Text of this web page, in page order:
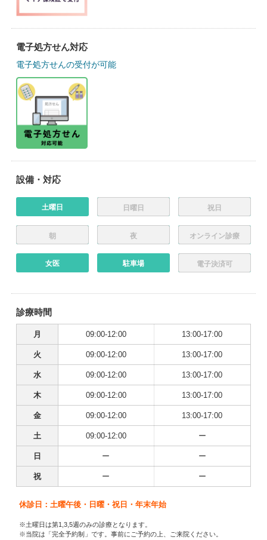
電子処方せん対応
電子処方せんの受付が可能
設備・対応
土曜日 日曜日 祝日
朝 夜 オンライン診療
女医 駐車場 電子決済可
診療時間
月 09:00-12:00 13:00-17:00
火 09:00-12:00 13:00-17:00
水 09:00-12:00 13:00-17:00
木 09:00-12:00 13:00-17:00
金 09:00-12:00 13:00-17:00
土 09:00-12:00 ー
日 ー ー
祝 ー ー
休診日：土曜午後・日曜・祝日・年末年始
※土曜日は第1,3,5週のみの診療となります。
※当院は「完全予約制」です。事前にご予約の上、ご来院ください。